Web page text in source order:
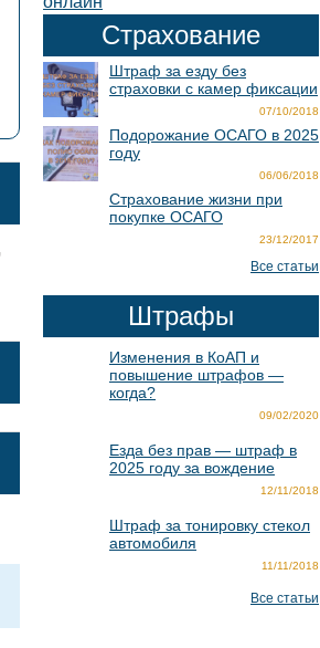
Страхование
Штраф за езду без
страховки с камер фиксации
07/10/2018
Подорожание ОСАГО в 2025
году
06/06/2018
Страхование жизни при
покупке ОСАГО
23/12/2017
Все статьи
Штрафы
Изменения в КоАП и
повышение штрафов —
когда?
09/02/2020
Езда без прав — штраф в
2025 году за вождение
12/11/2018
Штраф за тонировку стекол
автомобиля
11/11/2018
Все статьи